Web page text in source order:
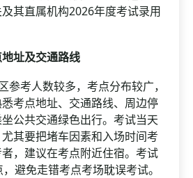
其直属机构2026年度考试录用
址及交通路线
人数较多，考点分布较广，
考点地址、交通路线、周边停
公共交通绿色出行。考试当天
其要把堵车因素和入场时间考
，建议在考点附近住宿。考试
避免走错考点考场耽误考试。